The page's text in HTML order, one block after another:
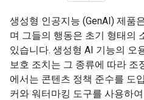
생성형 인공지능 (GenAI) 제품
며 그들의 행동은 초기 형태의
있습니다. 생성형 AI 기능의 오
보호 조치는 그 종류에 따라 조
에서는 콘텐츠 정책 준수를 도
커와 워터마킹 도구를 사용하